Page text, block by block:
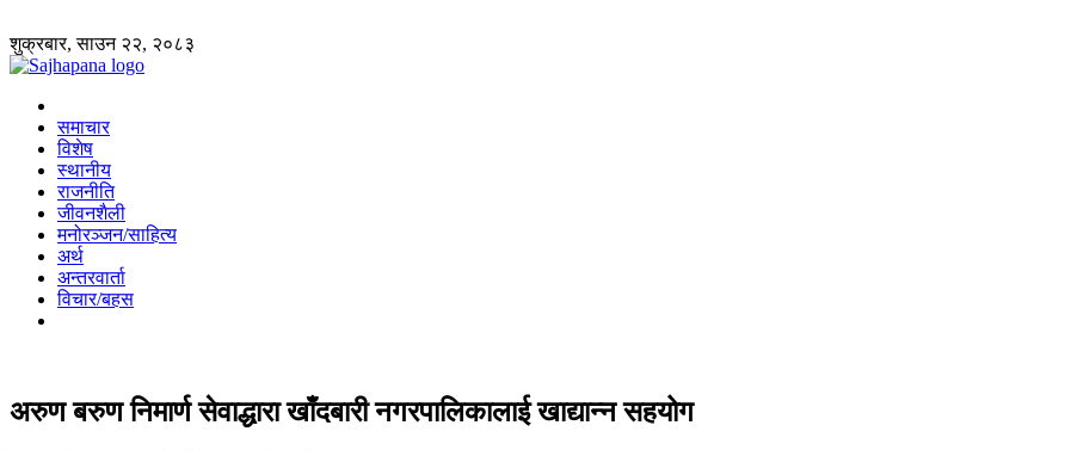
शुक्रबार, साउन २२, २०८३
समाचार
विशेष
स्थानीय
राजनीति
जीवनशैली
मनोरञ्जन/साहित्य
अर्थ
अन्तरवार्ता
विचार/बहस
अरुण बरुण निमार्ण सेवाद्धारा खाँदबारी नगरपालिकालाई खाद्यान्न सहयोग